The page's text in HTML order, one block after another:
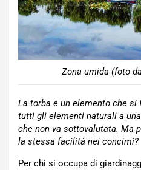
Zona umida (foto
La torba è un elemento che
tutti gli elementi naturali a
che non va sottovalutata. Ma
la stessa facilità nei concimi?
Per chi si occupa di